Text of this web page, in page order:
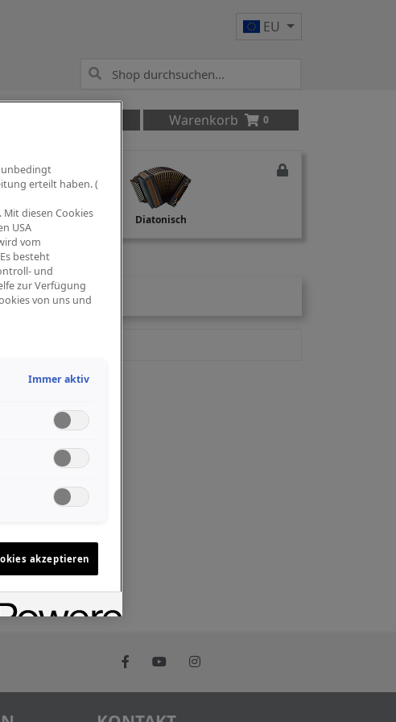
EU
Warenkorb 0
Studio Recording Diatonisch
unbedingt
erteilt haben. (
diesen Cookies
USA
vom
besteht
und
zur Verfügung
von uns und
Immer aktiv
akzeptieren